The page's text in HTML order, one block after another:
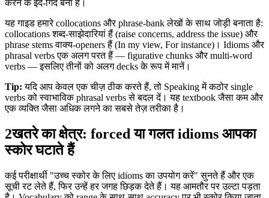
करने के इर्द-गिर्द बना है।
यह गाइड हमारे collocations और phrase-bank लेखों के साथ जोड़ी बनाता है:
collocations शब्द-साझेदारियां हैं (raise concerns, address the issue) और
phrase stems वाक्य-openers हैं (In my view, For instance)। Idioms और
phrasal verbs एक अलग परत हैं — figurative chunks और multi-word
verbs — इसलिए तीनों को अलग decks के रूप में मानें।
Tip: यदि आप केवल एक चीज़ ठीक करते हैं, तो Speaking में कठोर single
verbs को स्वाभाविक phrasal verbs से बदल दें। यह textbook जैसा कम और
एक व्यक्ति जैसा अधिक लगने का सबसे तेज़ तरीका है।
2खतरे का क्षेत्र: forced या गलत idioms आपका
स्कोर घटाते हैं
कई परीक्षार्थी "उच्च स्कोर के लिए idioms का उपयोग करें" सुनते हैं और एक
सूची रट लेते हैं, फिर उन्हें हर जगह छिड़क देते हैं। यह आमतौर पर उल्टा पड़ता